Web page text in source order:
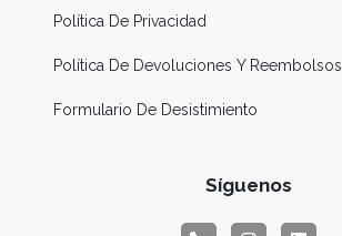
Política De Privacidad
Política De Devoluciones Y Reembolsos
Formulario De Desistimiento
Síguenos